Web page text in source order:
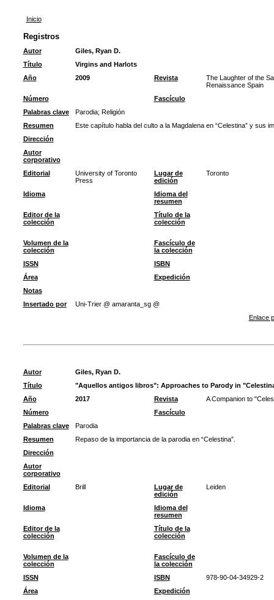
Inicio
Registros
Autor
Giles, Ryan D.
Título
Virgins and Harlots
Año
2009 Revista
The Laughter of the
Renaissance Spain
Número
Fascículo
Palabras clave
Parodia; Religión
Resumen
Este capítulo habla del culto a la Magdalena en “Celestina” y sus
Dirección
Autor
corporativo
Editorial
University of Toronto
Press
Lugar de
edición
Toronto
Idioma
Idioma del
resumen
Editor de la
colección
Título de la
colección
Volumen de la
colección
Fascículo de
la colección
ISSN
ISBN
Área
Expedición
Notas
Insertado por
Uni-Trier @ amaranta_sg @
Enlace
Autor
Giles, Ryan D.
Título
"Aquellos antigos libros": Approaches to Parody in
Año
2017 Revista
A Companion to
Número
Fascículo
Palabras clave
Parodia
Resumen
Repaso de la importancia de la parodia en “Celestina”.
Dirección
Autor
corporativo
Editorial
Brill
Lugar de
edición
Leiden
Idioma
Idioma del
resumen
Editor de la
colección
Título de la
colección
Volumen de la
colección
Fascículo de
la colección
ISSN
ISBN
978-90-04-34929-2
Área
Expedición